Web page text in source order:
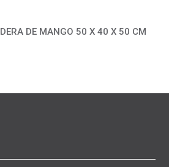
DE MANGO 50 X 40 X 50 CM